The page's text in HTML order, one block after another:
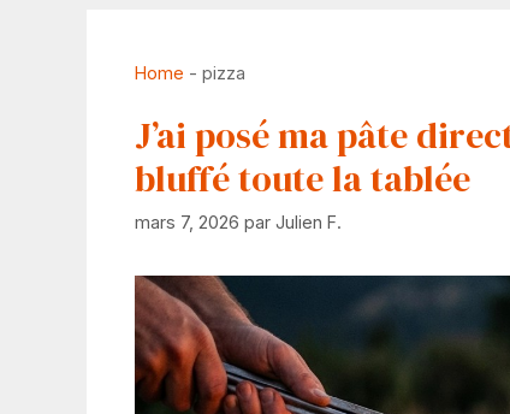
Home - pizza
J’ai posé ma pâte
bluffé toute la tablée
mars 7, 2026 par Julien F.